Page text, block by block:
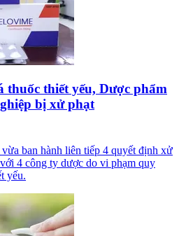
thuốc thiết yếu, Dược phẩm
bị xử phạt
ban hành liên tiếp 4 quyết định xử
4 công ty dược do vi phạm quy
yếu.